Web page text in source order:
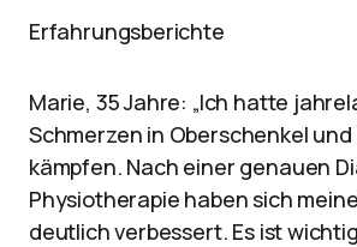
Erfahrungsberichte
Marie, 35 Jahre: „Ich hatte
Schmerzen in Oberschenkel und
kämpfen. Nach einer genauen
Physiotherapie haben sich
deutlich verbessert. Es ist